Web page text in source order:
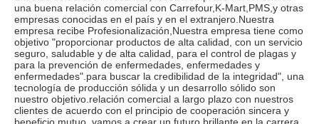
una buena relación comercial con Carrefour,K-Mart,PMS,y otras
empresas conocidas en el país y en el extranjero.Nuestra
empresa recibe Profesionalización,Nuestra empresa tiene como
objetivo "proporcionar productos de alta calidad, con un servicio
seguro, saludable y de alta calidad, para el control de plagas y
para la prevención de enfermedades, enfermedades y
enfermedades".para buscar la credibilidad de la integridad", una
tecnología de producción sólida y un desarrollo sólido son
nuestro objetivo.relación comercial a largo plazo con nuestros
clientes de acuerdo con el principio de cooperación sincera y